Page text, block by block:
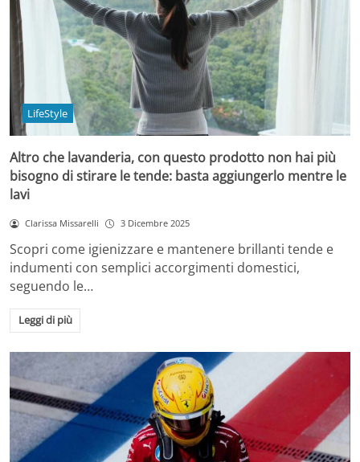
LifeStyle
Altro che lavanderia, con questo prodotto non hai più
bisogno di stirare le tende: basta aggiungerlo mentre le
lavi
Clarissa Missarelli 3 Dicembre 2025
Scopri come igienizzare e mantenere brillanti tende e
indumenti con semplici accorgimenti domestici,
seguendo le…
Leggi di più